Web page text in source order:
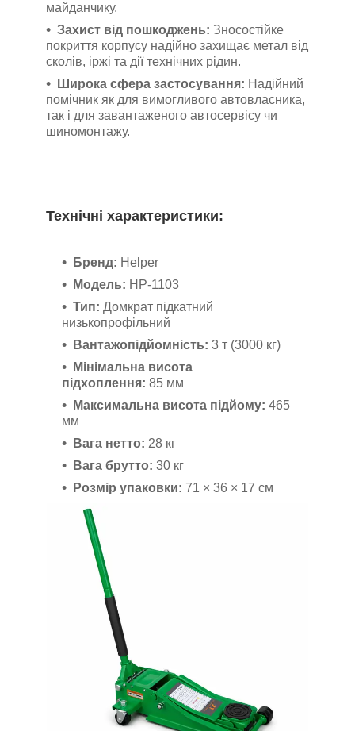
майданчику.
Захист від пошкоджень: Зносостійке
покриття корпусу надійно захищає метал від
сколів, іржі та дії технічних рідин.
Широка сфера застосування: Надійний
помічник як для вимогливого автовласника,
так і для завантаженого автосервісу чи
шиномонтажу.
Технічні характеристики:
Бренд: Helper
Модель: HP-1103
Тип: Домкрат підкатний
низькопрофільний
Вантажопідйомність: 3 т (3000 кг)
Мінімальна висота
підхоплення: 85 мм
Максимальна висота підйому: 465
мм
Вага нетто: 28 кг
Вага брутто: 30 кг
Розмір упаковки: 71 × 36 × 17 см